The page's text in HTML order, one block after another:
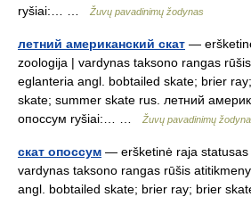
ryšiai:… …
Žuvų pavadinimų žodynas
летний американский скат —
zoologija | vardynas taksono rangas
eglanteria angl. bobtailed skate; brier
skate; summer skate rus. летний
опоссум ryšiai:… …
Žuvų pavadinimų
скат опоссум — eršketinė raja statusas
vardynas taksono rangas rūšis
angl. bobtailed skate; brier ray; brier